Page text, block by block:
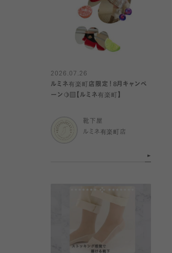
2026.07.26
ルミネ有楽町店限定！8月キャンペ
ーン🍋‍🟩【ルミネ有楽町】
靴下屋
ルミネ有楽町店